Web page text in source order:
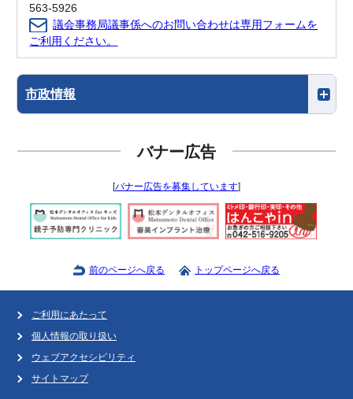
563-5926
議会事務局議事係へのお問い合わせは専用フォームを
ご利用ください。
市政情報
バナー広告
[バナー広告を募集しています]
前のページへ戻る トップページへ戻る
ご利用にあたって
個人情報の取り扱い
ウェブアクセシビリティ
サイトマップ